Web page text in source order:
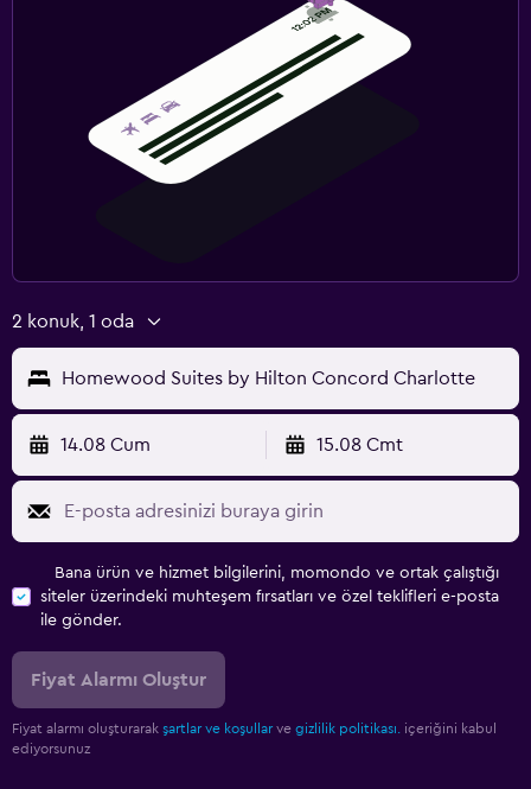
2 konuk, 1 oda
Homewood Suites by Hilton Concord Charlotte
14.08 Cum 15.08 Cmt
Bana ürün ve hizmet bilgilerini, momondo ve ortak çalıştığı
siteler üzerindeki muhteşem fırsatları ve özel teklifleri e-posta
ile gönder.
Fiyat Alarmı Oluştur
Fiyat alarmı oluşturarak şartlar ve koşullar ve gizlilik politikası.
içeriğini kabul
ediyorsunuz